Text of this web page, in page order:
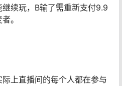
续玩，B输了需重新支付9.9
。
上直播间的每个人都在参与